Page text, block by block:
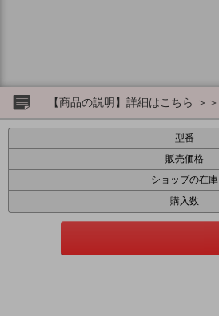
【商品の説明】詳細はこちら ＞＞
型番
販売価格
ショップの在庫
購入数